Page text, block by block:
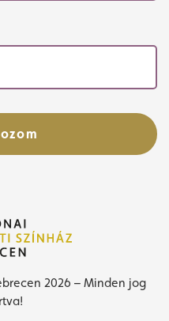
2026 – Minden jog